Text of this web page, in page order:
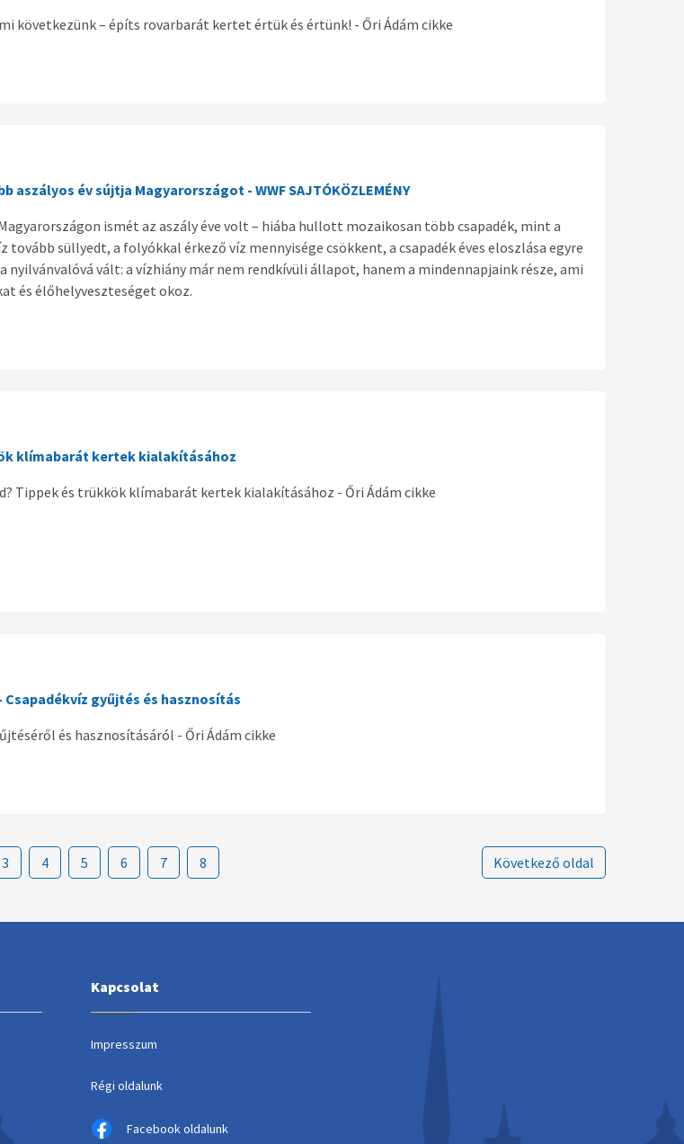
következünk – építs rovarbarát kertet értük és értünk! - Őri Ádám cikke
év sújtja Magyarországot - WWF SAJTÓKÖZLEMÉNY
ismét az aszály éve volt – hiába hullott mozaikosan több csapadék, mint a
tovább süllyedt, a folyókkal érkező víz mennyisége csökkent, a csapadék éves eloszlása egyre
nyilvánvalóvá vált: a vízhiány már nem rendkívüli állapot, hanem a mindennapjaink része, ami
és élőhelyveszteséget okoz.
klímabarát kertek kialakításához
Tippek és trükkök klímabarát kertek kialakításához - Őri Ádám cikke
gyűjtés és hasznosítás
és hasznosításáról - Őri Ádám cikke
3 4 5 6 7 8 Következő oldal
Kapcsolat
Impresszum
Régi oldalunk
Facebook oldalunk